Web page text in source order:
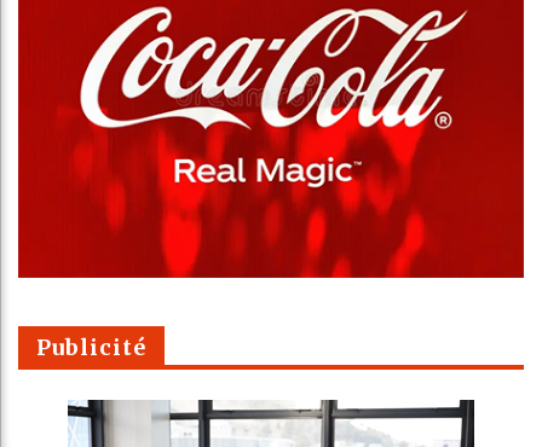
Publicité